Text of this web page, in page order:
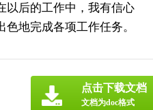
以后的工作中，我有信心
地完成各项工作任务。
点击下载文档
文档为doc格式